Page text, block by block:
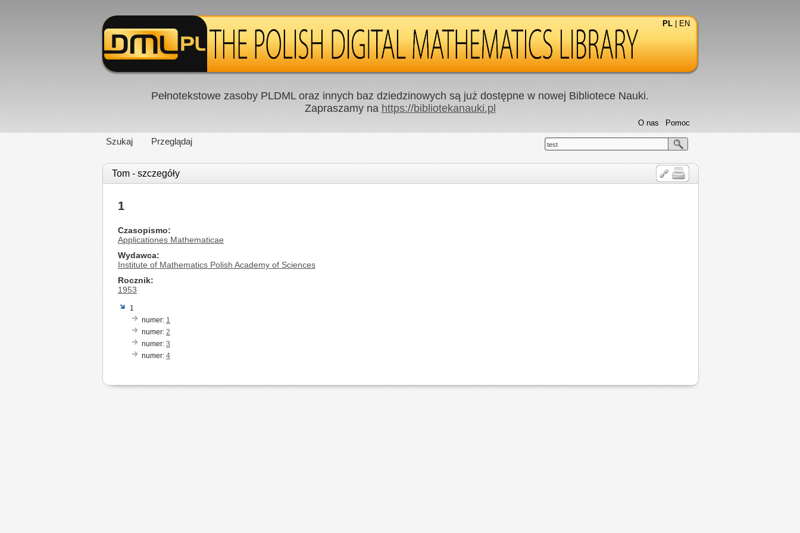
PL EN
Pełnotekstowe zasoby PLDML oraz innych baz dziedzinowych są już dostępne w nowej Bibliotece Nauki.
Zapraszamy na https://bibliotekanauki.pl
Szukaj Przeglądaj
Pomoc
O nas
test
Tom - szczegóły
1
Czasopismo
Applicationes Mathematicae
Wydawca
Institute of Mathematics Polish Academy of Sciences
Rocznik
1953
1
numer: 1
numer: 2
numer: 3
numer: 4